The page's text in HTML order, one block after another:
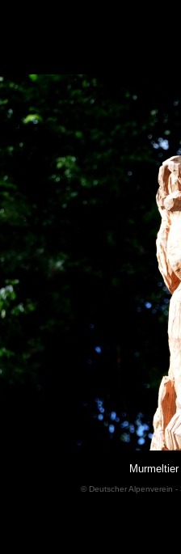
© Deutscher Alpenverein